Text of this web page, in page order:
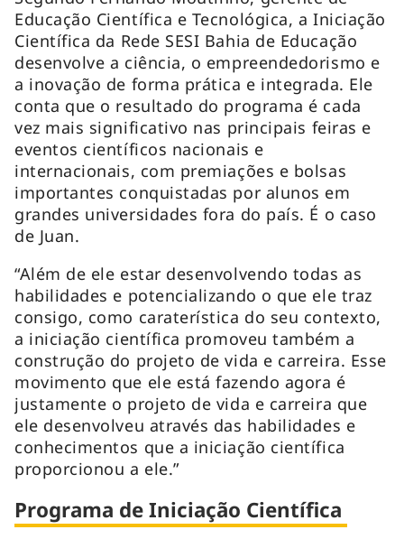
Educação Científica e Tecnológica, a Iniciação
Científica da Rede SESI Bahia de Educação
desenvolve a ciência, o empreendedorismo e
a inovação de forma prática e integrada. Ele
conta que o resultado do programa é cada
vez mais significativo nas principais feiras e
eventos científicos nacionais e
internacionais, com premiações e bolsas
importantes conquistadas por alunos em
grandes universidades fora do país. É o caso
de Juan.
“Além de ele estar desenvolvendo todas as
habilidades e potencializando o que ele traz
consigo, como caraterística do seu contexto,
a iniciação científica promoveu também a
construção do projeto de vida e carreira. Esse
movimento que ele está fazendo agora é
justamente o projeto de vida e carreira que
ele desenvolveu através das habilidades e
conhecimentos que a iniciação científica
proporcionou a ele.”
Programa de Iniciação Científica